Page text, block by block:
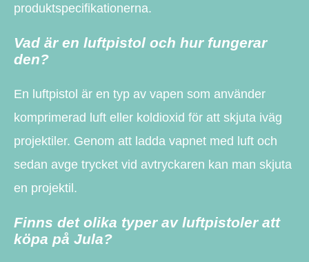
produktspecifikationerna.
Vad är en luftpistol och hur fungerar
den?
En luftpistol är en typ av vapen som använder
komprimerad luft eller koldioxid för att skjuta iväg
projektiler. Genom att ladda vapnet med luft och
sedan avge trycket vid avtryckaren kan man skjuta
en projektil.
Finns det olika typer av luftpistoler att
köpa på Jula?